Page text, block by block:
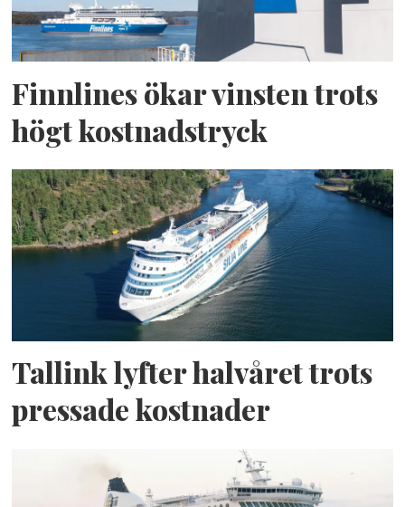
Finnlines ökar vinsten trots
högt kostnadstryck
Tallink lyfter halvåret trots
pressade kostnader